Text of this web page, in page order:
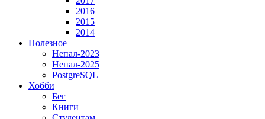
2016
2015
2014
Полезное
Непал-2023
Непал-2025
PostgreSQL
Хобби
Бег
Книги